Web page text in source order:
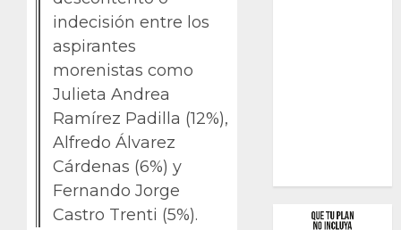
indecisión entre los
aspirantes
morenistas como
Julieta Andrea
Ramírez Padilla (12%),
Alfredo Álvarez
Cárdenas (6%) y
Fernando Jorge
Castro Trenti (5%).